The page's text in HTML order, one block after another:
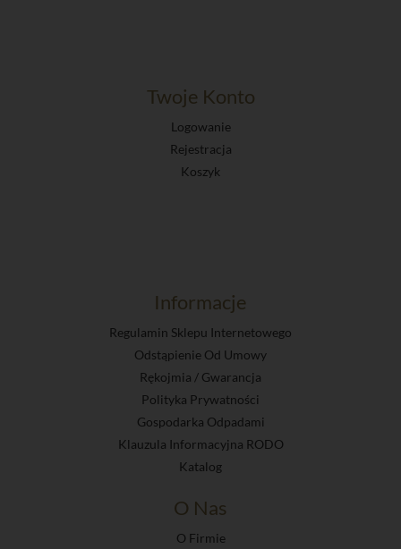
Twoje Konto
Logowanie
Rejestracja
Koszyk
Informacje
Regulamin Sklepu Internetowego
Odstąpienie Od Umowy
Rękojmia / Gwarancja
Polityka Prywatności
Gospodarka Odpadami
Klauzula Informacyjna RODO
Katalog
O Nas
O Firmie